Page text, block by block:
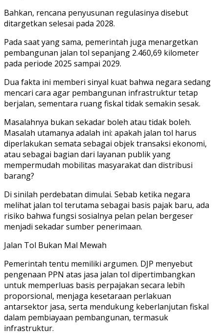
Bahkan, rencana penyusunan regulasinya disebut
ditargetkan selesai pada 2028.
Pada saat yang sama, pemerintah juga menargetkan
pembangunan jalan tol sepanjang 2.460,69 kilometer
pada periode 2025 sampai 2029.
Dua fakta ini memberi sinyal kuat bahwa negara sedang
mencari cara agar pembangunan infrastruktur tetap
berjalan, sementara ruang fiskal tidak semakin sesak.
Masalahnya bukan sekadar boleh atau tidak boleh.
Masalah utamanya adalah ini: apakah jalan tol harus
diperlakukan semata sebagai objek transaksi ekonomi,
atau sebagai bagian dari layanan publik yang
mempermudah mobilitas masyarakat dan distribusi
barang?
Di sinilah perdebatan dimulai. Sebab ketika negara
melihat jalan tol terutama sebagai basis pajak baru, ada
risiko bahwa fungsi sosialnya pelan pelan bergeser
menjadi sekadar sumber penerimaan.
Jalan Tol Bukan Mal Mewah
Pemerintah tentu memiliki argumen. DJP menyebut
pengenaan PPN atas jasa jalan tol dipertimbangkan
untuk memperluas basis perpajakan secara lebih
proporsional, menjaga kesetaraan perlakuan
antarsektor jasa, serta mendukung keberlanjutan fiskal
dalam pembiayaan pembangunan, termasuk
infrastruktur.